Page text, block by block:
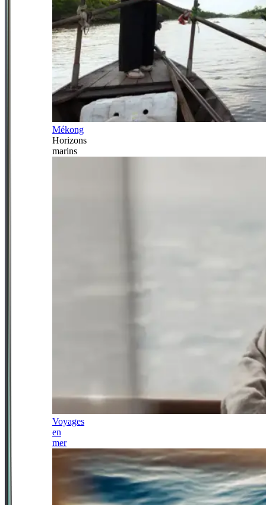
Mékong
Horizons
marins
Voyages
en
mer